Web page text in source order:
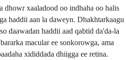
dhowr xaaladood oo indhaha oo halis
haddii aan la daweyn. Dhakhtarkaagu
daawadan haddii aad qabtid da'da-la
macular ee sonkorowga, ama
xididdada dhiigga ee retina.